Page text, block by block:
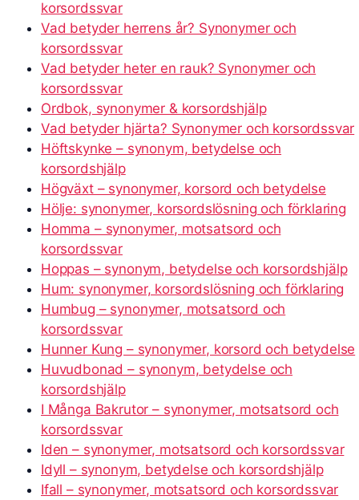
korsordssvar
Vad betyder herrens år? Synonymer och
korsordssvar
Vad betyder heter en rauk? Synonymer och
korsordssvar
Ordbok, synonymer & korsordshjälp
Vad betyder hjärta? Synonymer och korsordssvar
Höftskynke – synonym, betydelse och
korsordshjälp
Högväxt – synonymer, korsord och betydelse
Hölje: synonymer, korsordslösning och förklaring
Homma – synonymer, motsatsord och
korsordssvar
Hoppas – synonym, betydelse och korsordshjälp
Hum: synonymer, korsordslösning och förklaring
Humbug – synonymer, motsatsord och
korsordssvar
Hunner Kung – synonymer, korsord och betydelse
Huvudbonad – synonym, betydelse och
korsordshjälp
I Många Bakrutor – synonymer, motsatsord och
korsordssvar
Iden – synonymer, motsatsord och korsordssvar
Idyll – synonym, betydelse och korsordshjälp
Ifall – synonymer, motsatsord och korsordssvar